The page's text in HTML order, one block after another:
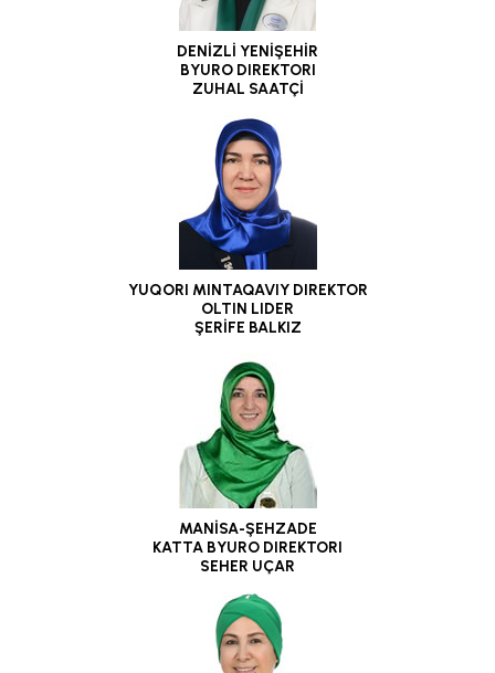
DENİZLİ YENİŞEHİR
BYURO DIREKTORI
ZUHAL SAATÇİ
YUQORI MINTAQAVIY DIREKTOR
OLTIN LIDER
ŞERİFE BALKIZ
MANİSA-ŞEHZADE
KATTA BYURO DIREKTORI
SEHER UÇAR